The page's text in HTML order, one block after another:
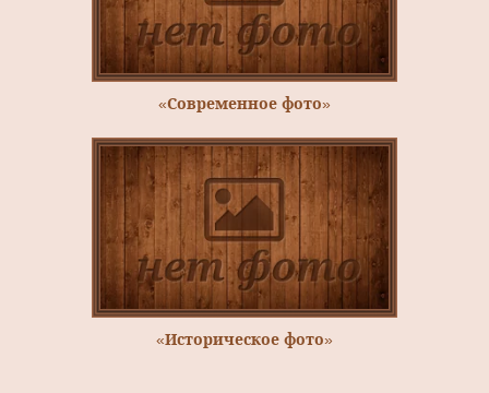
«Современное фото»
«Историческое фото»